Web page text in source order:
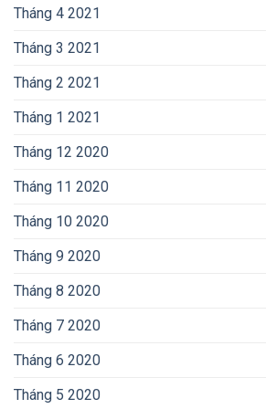
Tháng 4 2021
Tháng 3 2021
Tháng 2 2021
Tháng 1 2021
Tháng 12 2020
Tháng 11 2020
Tháng 10 2020
Tháng 9 2020
Tháng 8 2020
Tháng 7 2020
Tháng 6 2020
Tháng 5 2020